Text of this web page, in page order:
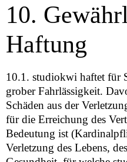
10.
Haftung
10.1. studiokwi haftet für
grober Fahrlässigkeit.
Schäden aus der
für die Erreichung des
Bedeutung ist
Verletzung des Lebens,